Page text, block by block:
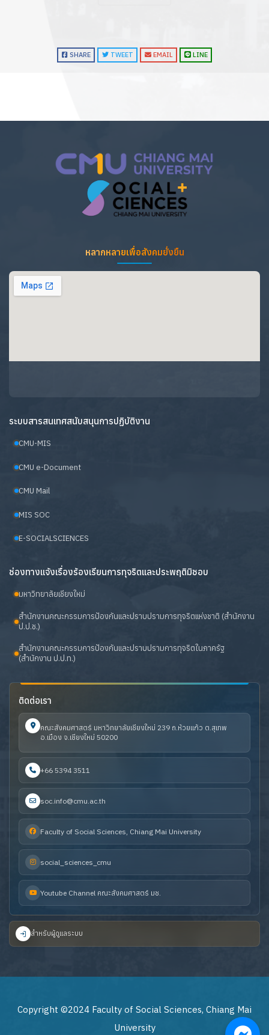
SHARE TWEET EMAIL LINE
หลากหลายเพื่อสังคมยั่งยืน
ระบบสารสนเทศสนับสนุนการปฏิบัติงาน
CMU-MIS
CMU e-Document
CMU Mail
MIS SOC
E-SOCIALSCIENCES
ช่องทางแจ้งเรื่องร้องเรียนการทุจริตและประพฤติมิชอบ
มหาวิทยาลัยเชียงใหม่
สำนักงานคณะกรรมการป้องกันและปราบปรามการทุจริตแห่งชาติ (สำนักงาน
ป.ป.ช.)
สำนักงานคณะกรรมการป้องกันและปราบปรามการทุจริตในภาครัฐ
(สำนักงาน ป.ป.ท.)
ติดต่อเรา
คณะสังคมศาสตร์ มหาวิทยาลัยเชียงใหม่ 239 ถ.ห้วยแก้ว ต.สุเทพ
อ.เมือง จ.เชียงใหม่ 50200
+66 5394 3511
soc.info@cmu.ac.th
Faculty of Social Sciences, Chiang Mai University
social_sciences_cmu
Youtube Channel คณะสังคมศาสตร์ มช.
สำหรับผู้ดูแลระบบ
Copyright ©2024 Faculty of Social Sciences, Chiang Mai
University